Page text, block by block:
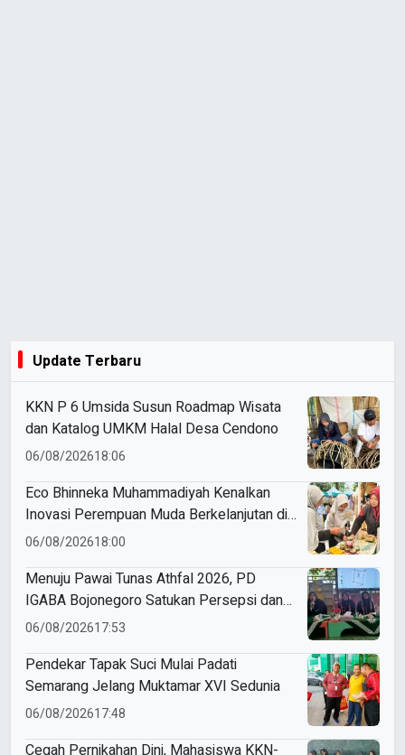
Update Terbaru
KKN P 6 Umsida Susun Roadmap Wisata
dan Katalog UMKM Halal Desa Cendono
06/08/202618:06
Eco Bhinneka Muhammadiyah Kenalkan
Inovasi Perempuan Muda Berkelanjutan di
Muktamar Nasyiatul Aisyiyah
06/08/202618:00
Menuju Pawai Tunas Athfal 2026, PD
IGABA Bojonegoro Satukan Persepsi dan
Utamakan Keselamatan Anak
06/08/202617:53
Pendekar Tapak Suci Mulai Padati
Semarang Jelang Muktamar XVI Sedunia
06/08/202617:48
Cegah Pernikahan Dini, Mahasiswa KKN-